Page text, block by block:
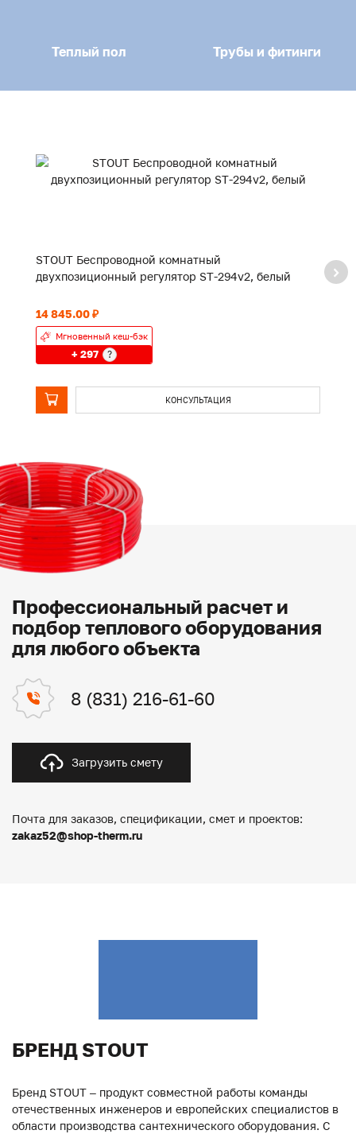
Теплый пол Трубы и фитинги
STOUT Беспроводной комнатный
двухпозиционный регулятор ST-294v2, белый
14 845.00 ₽
Мгновенный кеш-бэк
+ 297 ?
КОНСУЛЬТАЦИЯ
Профессиональный расчет и
подбор теплового оборудования
для любого объекта
8 (831) 216-61-60
Загрузить смету
Почта для заказов, спецификации, смет и проектов:
zakaz52@shop-therm.ru
БРЕНД STOUT
Бренд STOUT – продукт совместной работы команды
отечественных инженеров и европейских специалистов в
области производства сантехнического оборудования. С